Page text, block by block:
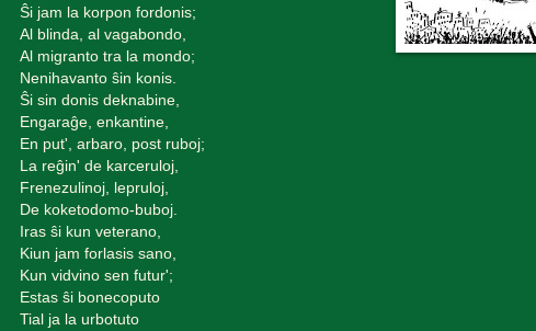
Ŝi jam la korpon fordonis;
Al blinda, al vagabondo,
Al migranto tra la mondo;
Nenihavanto ŝin konis.
Ŝi sin donis deknabine,
Engaraĝe, enkantine,
En put', arbaro, post ruboj;
La reĝin' de karceruloj,
Frenezulinoj, lepruloj,
De koketodomo-buboj.
Iras ŝi kun veterano,
Kiun jam forlasis sano,
Kun vidvino sen futur';
Estas ŝi bonecoputo
Tial ja la urbotuto